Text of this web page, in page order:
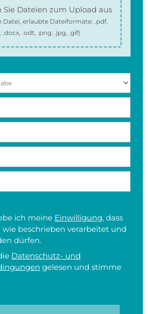
Sie Dateien zum Upload aus
Datei, erlaubte Dateiformate: .pdf,
.docx, .odt, .png, .jpg, .gif)
ich meine Einwilligung, dass
beschrieben verarbeitet und
dürfen.
Datenschutz- und
gelesen und stimme